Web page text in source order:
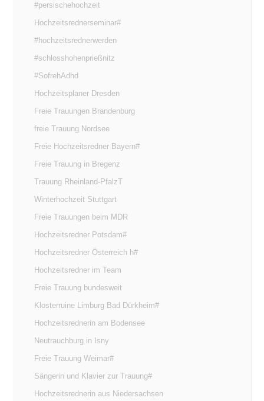
#persischehochzeit
Hochzeitsrednerseminar#
#hochzeitsrednerwerden
#schlosshohenprießnitz
#SofrehAdhd
Hochzeitsplaner Dresden
Freie Trauungen Brandenburg
freie Trauung Nordsee
Freie Hochzeitsredner Bayern#
Freie Trauung in Bregenz
Trauung Rheinland-PfalzT
Winterhochzeit Stuttgart
Freie Trauungen beim MDR
Hochzeitsredner Potsdam#
Hochzeitsredner Österreich h#
Hochzeitsredner im Team
Freie Trauung bundesweit
Klosterruine Limburg Bad Dürkheim#
Hochzeitsrednerin am Bodensee
Neutrauchburg in Isny
Freie Trauung Weimar#
Sängerin und Klavier zur Trauung#
Hochzeitsrednerin aus Niedersachsen